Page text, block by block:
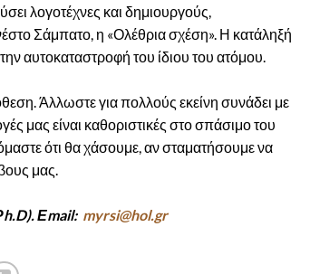
λογοτέχνες και δημιουργούς,
Σάμπατο, η «Ολέθρια σχέση». Η κατάληξή
αυτοκαταστροφή του ίδιου του ατόμου.
Άλλωστε για πολλούς εκείνη συνάδει με
μας είναι καθοριστικές στο σπάσιμο του
ότι θα χάσουμε, αν σταματήσουμε να
μας.
Εmail: myrsi@hol.gr